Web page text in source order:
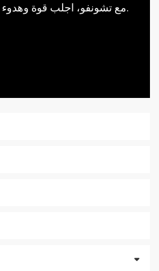
مع تشونفو، اجلب قوة وهدوء الطبيعة إلى منزلك.